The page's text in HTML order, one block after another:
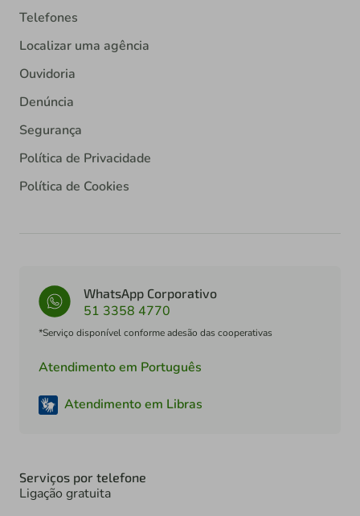
Telefones
Localizar uma agência
Ouvidoria
Denúncia
Segurança
Política de Privacidade
Política de Cookies
WhatsApp Corporativo
51 3358 4770
*Serviço disponível conforme adesão das cooperativas
Atendimento em Português
Atendimento em Libras
Serviços por telefone
Ligação gratuita